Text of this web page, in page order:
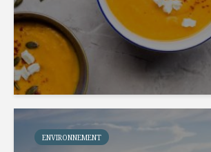
ENVIRONNEMENT